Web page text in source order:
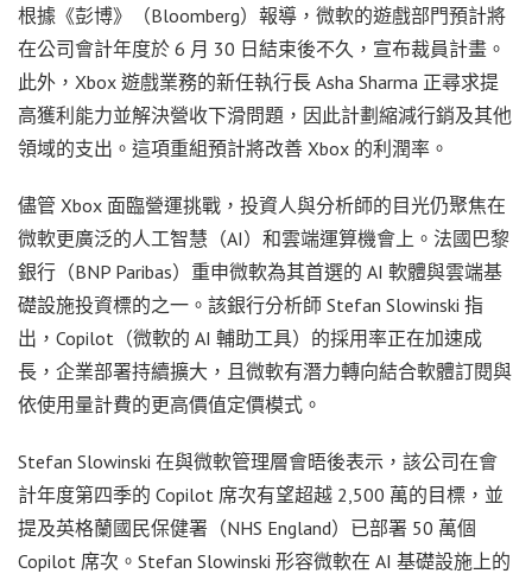
根據《彭博》（Bloomberg）報導，微軟的遊戲部門預計將
在公司會計年度於 6 月 30 日結束後不久，宣布裁員計畫。
此外，Xbox 遊戲業務的新任執行長 Asha Sharma 正尋求提
高獲利能力並解決營收下滑問題，因此計劃縮減行銷及其他
領域的支出。這項重組預計將改善 Xbox 的利潤率。
儘管 Xbox 面臨營運挑戰，投資人與分析師的目光仍聚焦在
微軟更廣泛的人工智慧（AI）和雲端運算機會上。法國巴黎
銀行（BNP Paribas）重申微軟為其首選的 AI 軟體與雲端基
礎設施投資標的之一。該銀行分析師 Stefan Slowinski 指
出，Copilot（微軟的 AI 輔助工具）的採用率正在加速成
長，企業部署持續擴大，且微軟有潛力轉向結合軟體訂閱與
依使用量計費的更高價值定價模式。
Stefan Slowinski 在與微軟管理層會晤後表示，該公司在會
計年度第四季的 Copilot 席次有望超越 2,500 萬的目標，並
提及英格蘭國民保健署（NHS England）已部署 50 萬個
Copilot 席次。Stefan Slowinski 形容微軟在 AI 基礎設施上的